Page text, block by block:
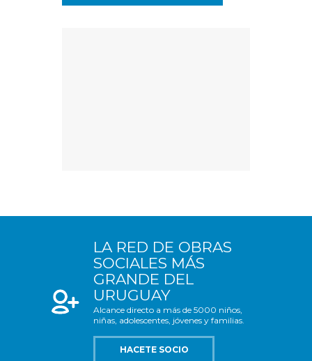
LA RED DE OBRAS
SOCIALES MÁS
GRANDE DEL
URUGUAY
Alcance directo a más de 5000 niños,
niñas, adolescentes, jóvenes y familias.
HACETE SOCIO